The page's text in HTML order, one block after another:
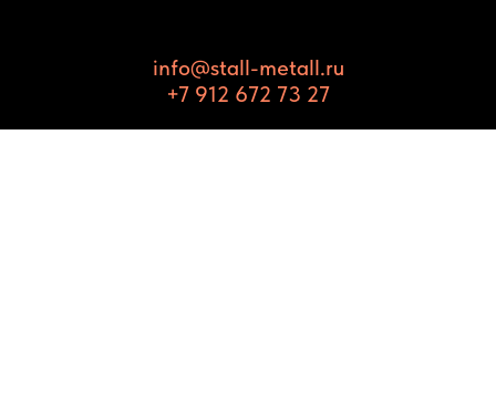
info@stall-metall.ru
+7 912 672 73 27